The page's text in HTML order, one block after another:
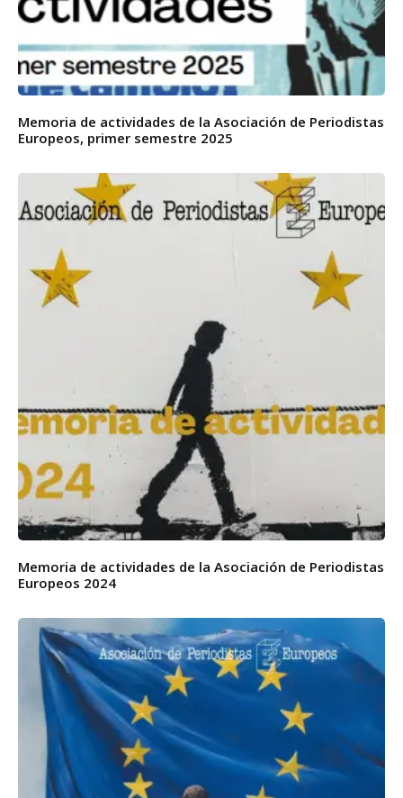
Memoria de actividades de la Asociación de Periodistas
Europeos, primer semestre 2025
Memoria de actividades de la Asociación de Periodistas
Europeos 2024